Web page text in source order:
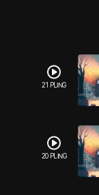
21 PLING
20 PLING